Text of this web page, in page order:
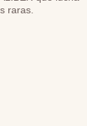
raras.